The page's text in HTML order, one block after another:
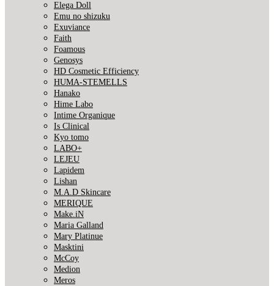
Elega Doll
Emu no shizuku
Exuviance
Faith
Foamous
Genosys
HD Cosmetic Efficiency
HUMA-STEMELLS
Hanako
Hime Labo
Intime Organique
Is Clinical
Kyo tomo
LABO+
LEJEU
Lapidem
Lishan
M.A.D Skincare
MERIQUE
Make.iN
Maria Galland
Mary Platinue
Masktini
McCoy
Medion
Meros